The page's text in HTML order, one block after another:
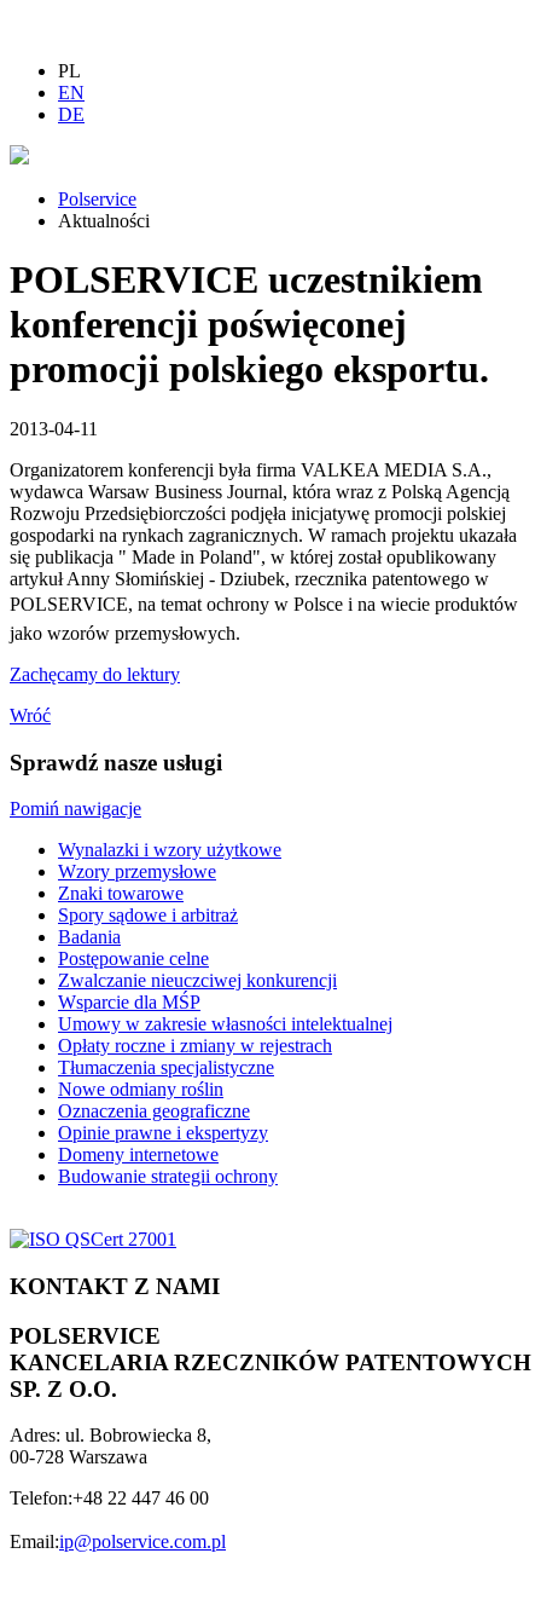
PL
EN
DE
Polservice
Aktualności
POLSERVICE uczestnikiem
konferencji poświęconej
promocji polskiego eksportu.
2013-04-11
Organizatorem konferencji była firma VALKEA MEDIA S.A.,
wydawca Warsaw Business Journal, która wraz z Polską Agencją
Rozwoju Przedsiębiorczości podjęła inicjatywę promocji polskiej
gospodarki na rynkach zagranicznych. W ramach projektu ukazała
się publikacja " Made in Poland", w której został opublikowany
artykuł Anny Słomińskiej - Dziubek, rzecznika patentowego w
POLSERVICE, na temat ochrony w Polsce i na wiecie produktów
jako wzorów przemysłowych.
Zachęcamy do lektury
Wróć
Sprawdź nasze usługi
Pomiń nawigacje
Wynalazki i wzory użytkowe
Wzory przemysłowe
Znaki towarowe
Spory sądowe i arbitraż
Badania
Postępowanie celne
Zwalczanie nieuczciwej konkurencji
Wsparcie dla MŚP
Umowy w zakresie własności intelektualnej
Opłaty roczne i zmiany w rejestrach
Tłumaczenia specjalistyczne
Nowe odmiany roślin
Oznaczenia geograficzne
Opinie prawne i ekspertyzy
Domeny internetowe
Budowanie strategii ochrony
KONTAKT Z NAMI
POLSERVICE
KANCELARIA RZECZNIKÓW PATENTOWYCH
SP. Z O.O.
Adres: ul. Bobrowiecka 8,
00-728 Warszawa
Telefon:+48 22 447 46 00
Email:ip@polservice.com.pl